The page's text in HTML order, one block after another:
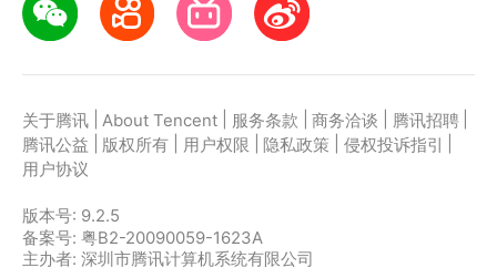
关于腾讯 About Tencent 服务条款 商务洽谈 腾讯招聘
腾讯公益
版权所有 用户权限 隐私政策 侵权投诉指引
用户协议
版本号: 9.2.5
备案号: 粤B2-20090059-1623A
主办者: 深圳市腾讯计算机系统有限公司